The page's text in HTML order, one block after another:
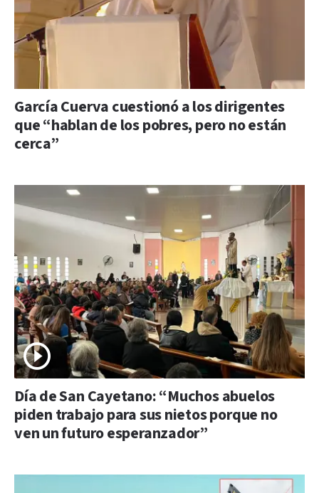
García Cuerva cuestionó a los dirigentes
que “hablan de los pobres, pero no están
cerca”
Día de San Cayetano: “Muchos abuelos
piden trabajo para sus nietos porque no
ven un futuro esperanzador”